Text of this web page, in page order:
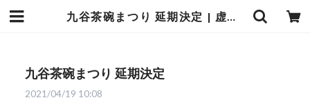
九谷茶碗まつり 延期決定 | 虚空蔵窯｜石川県能美市の九谷焼の窯元。九谷焼の製造販売（通販）を行っております。
九谷茶碗まつり 延期決定
2021/04/19 10:08